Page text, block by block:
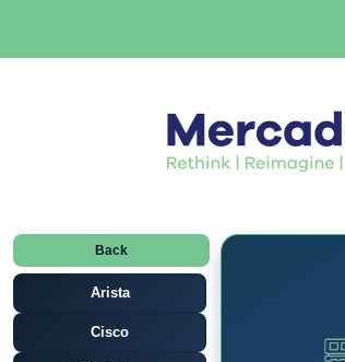
Back
Arista
Cisco